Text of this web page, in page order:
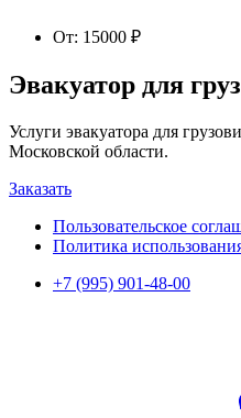
От: 15000 ₽
Эвакуатор для
Услуги эвакуатора для
Московской области.
Заказать
Пользовательское
Политика
+7 (995) 901-48-00